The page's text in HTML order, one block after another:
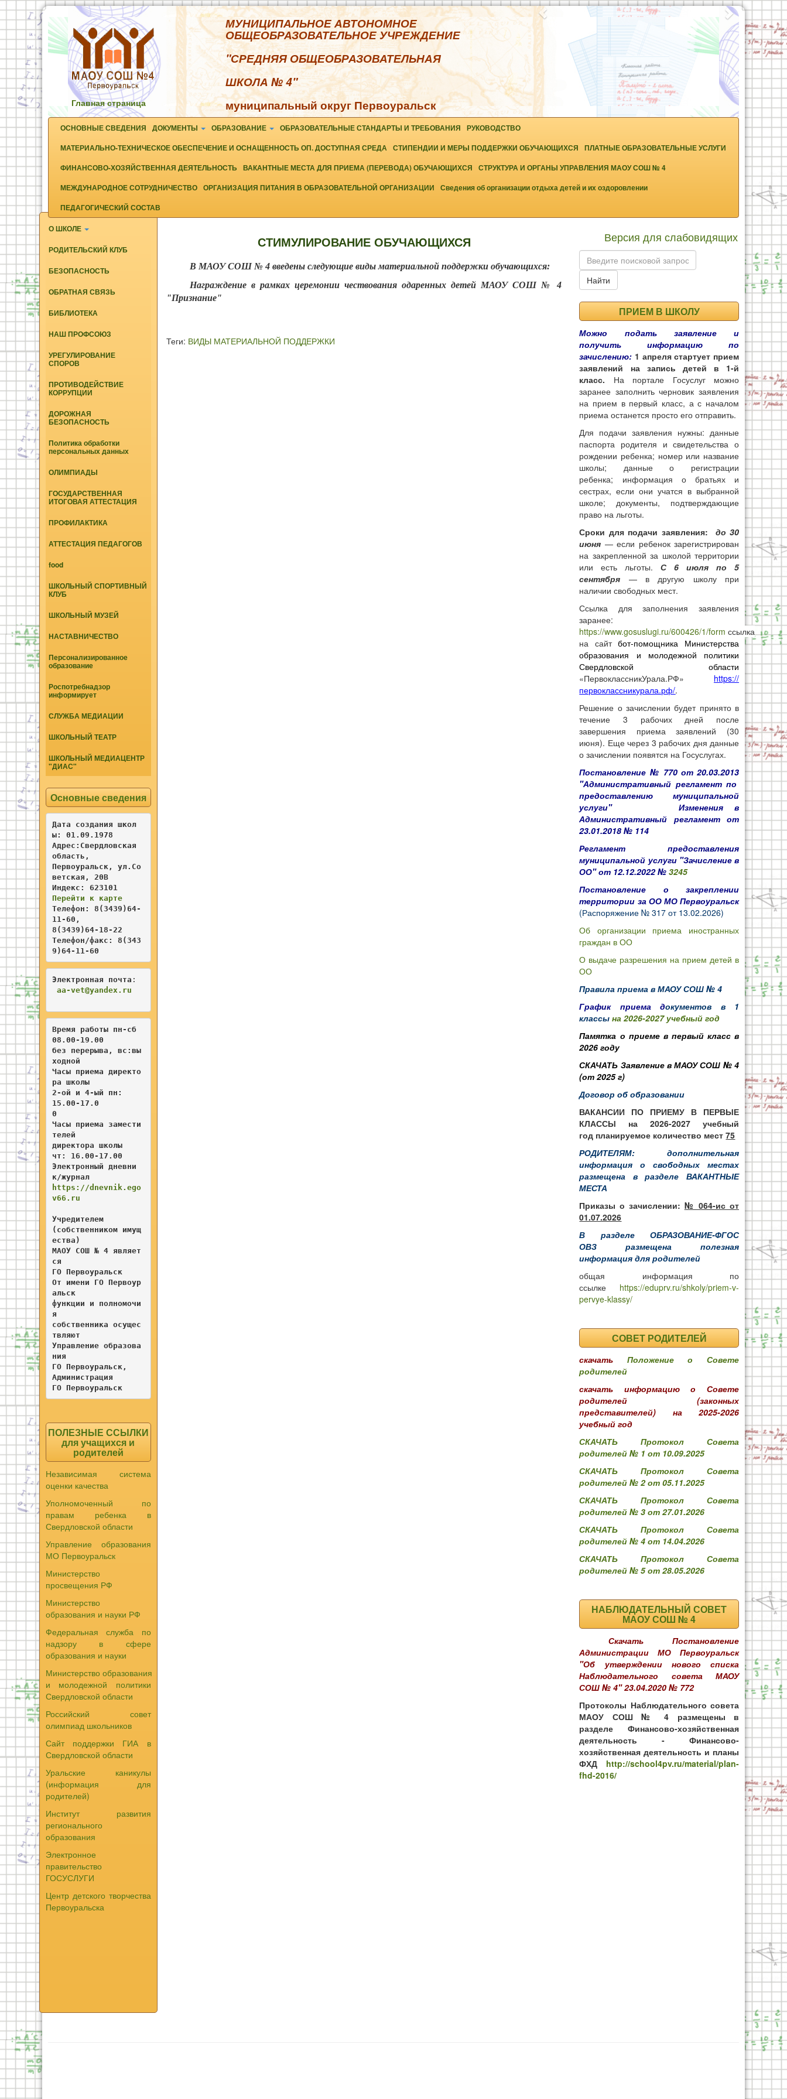
Главная страница
МУНИЦИПАЛЬНОЕ АВТОНОМНОЕ
ОБЩЕОБРАЗОВАТЕЛЬНОЕ УЧРЕЖДЕНИЕ
"СРЕДНЯЯ ОБЩЕОБРАЗОВАТЕЛЬНАЯ
ШКОЛА № 4"
муниципальный округ Первоуральск
ОСНОВНЫЕ СВЕДЕНИЯ ДОКУМЕНТЫ ОБРАЗОВАНИЕ ОБРАЗОВАТЕЛЬНЫЕ СТАНДАРТЫ И ТРЕБОВАНИЯ
РУКОВОДСТВО
МАТЕРИАЛЬНО-ТЕХНИЧЕСКОЕ ОБЕСПЕЧЕНИЕ И ОСНАЩЕННОСТЬ ОП. ДОСТУПНАЯ СРЕДА СТИПЕНДИИ И МЕРЫ ПОДДЕРЖКИ ОБУЧАЮЩИХСЯ
ПЛАТНЫЕ ОБРАЗОВАТЕЛЬНЫЕ УСЛУГИ
ФИНАНСОВО-ХОЗЯЙСТВЕННАЯ ДЕЯТЕЛЬНОСТЬ ВАКАНТНЫЕ МЕСТА ДЛЯ ПРИЕМА (ПЕРЕВОДА) ОБУЧАЮЩИХСЯ
СТРУКТУРА И ОРГАНЫ УПРАВЛЕНИЯ МАОУ СОШ № 4
МЕЖДУНАРОДНОЕ СОТРУДНИЧЕСТВО ОРГАНИЗАЦИЯ ПИТАНИЯ В ОБРАЗОВАТЕЛЬНОЙ ОРГАНИЗАЦИИ
Сведения об организации отдыха детей и их оздоровлении
ПЕДАГОГИЧЕСКИЙ СОСТАВ
О ШКОЛЕ
РОДИТЕЛЬСКИЙ КЛУБ
БЕЗОПАСНОСТЬ
ОБРАТНАЯ СВЯЗЬ
БИБЛИОТЕКА
НАШ ПРОФСОЮЗ
УРЕГУЛИРОВАНИЕ
СПОРОВ
ПРОТИВОДЕЙСТВИЕ
КОРРУПЦИИ
ДОРОЖНАЯ
БЕЗОПАСНОСТЬ
Политика обработки
персональных данных
ОЛИМПИАДЫ
ГОСУДАРСТВЕННАЯ
ИТОГОВАЯ АТТЕСТАЦИЯ
ПРОФИЛАКТИКА
АТТЕСТАЦИЯ ПЕДАГОГОВ
food
ШКОЛЬНЫЙ СПОРТИВНЫЙ
КЛУБ
ШКОЛЬНЫЙ МУЗЕЙ
НАСТАВНИЧЕСТВО
Персонализированное
образование
Роспотребнадзор
информирует
СЛУЖБА МЕДИАЦИИ
ШКОЛЬНЫЙ ТЕАТР
ШКОЛЬНЫЙ МЕДИАЦЕНТР
"ДИАС"
Основные сведения
Дата создания школ
ы: 01.09.1978
Адрес:Свердловская
область,
Первоуральск, ул.Со
ветская, 20В
Перейти к карте
Телефон: 8(3439)64-
11-60,
8(3439)64-18-22
Телефон/факс: 8(343
9)64-11-60
Электронная почта :
aa -vet@yandex.ru
Время работы пн-сб
08.00-19.00
без перерыва, вс:вы
ходной
Часы приема директо
ра школы
2-ой и 4-ый пн :
15.00-17.0
0
Часы приема замести
телей
директора школы
чт: 16.00-17.00
Электронный дневни
к/журнал
https://dnevnik.ego
v66.ru
Учредителем
(собственником имущ
ества)
МАОУ СОШ № 4 являет
ся
ГО Первоуральск
От имени ГО Первоур
альск
функции и полномочи
я
собственника осущес
твляют
Управление образова
ния
ГО Первоуральск,
Администрация
ГО Первоуральск
ПОЛЕЗНЫЕ ССЫЛКИ
для учащихся и
родителей
Независимая система
оценки качества
Уполномоченный по
правам ребенка в
Свердловской области
Управление образования
МО Первоуральск
Министерство
просвещения РФ
Министерство
образования и науки РФ
Федеральная служба по
надзору в сфере
образования и науки
Министерство образования
и молодежной политики
Свердловской области
Российский совет
олимпиад школьников
Сайт поддержки ГИА в
Свердловской области
Уральские каникулы
(информация для
родителей)
Институт развития
регионального
образования
Электронное
правительство
ГОСУСЛУГИ
Центр детского творчества
Первоуральска
СТИМУЛИРОВАНИЕ ОБУЧАЮЩИХСЯ
В МАОУ СОШ № 4 введены следующие виды материальной поддержки обучающихся:
Награждение в рамках церемонии чествования одаренных детей МАОУ СОШ № 4
"Признание"
Теги: ВИДЫ МАТЕРИАЛЬНОЙ ПОДДЕРЖКИ
Версия для слабовидящих
Найти
ПРИЕМ В ШКОЛУ
Можно подать заявление и
получить информацию по
зачислению: 1 апреля стартует прием
заявлений на запись детей в 1-й
класс. На портале Госуслуг можно
заранее заполнить черновик заявления
на прием в первый класс, а с началом
приема останется просто его отправить.
Для подачи заявления нужны: данные
паспорта родителя и свидетельства о
рождении ребенка; номер или название
школы; данные о регистрации
ребенка; информация о братьях и
сестрах, если они учатся в выбранной
школе; документы, подтверждающие
право на льготы.
Сроки для подачи заявления: до 30
июня — если ребенок зарегистрирован
на закрепленной за школой территории
или есть льготы.С 6 июля по 5
сентября — в другую школу при
наличии свободных мест.
Ссылка для заполнения заявления
заранее:
https://www.gosuslugi.ru/600426/1/form ссылка
на сайтбот-помощника Министерства
образования и молодежной политики
Свердловской области
«ПервоклассникУрала.РФ» https://
первоклассникурала.рф/.
Решение о зачислении будет принято в
течение 3 рабочих дней после
завершения приема заявлений (30
июня). Еще через 3 рабочих дня данные
о зачислении появятся на Госуслугах.
Постановление № 770 от 20.03.2013
"Административный регламент по
предоставлению муниципальной
услуги"
Изменения в
Административный регламент от
23.01.2018 № 114
Регламент предоставления
муниципальной услуги "Зачисление в
ОО" от 12.12.2022 № 3245
Постановление о закреплении
территории за ОО МО Первоуральск
(Распоряжение № 317 от 13.02.2026)
Об организации приема иностранных
граждан в ОО
О выдаче разрешения на прием детей в
ОО
Правила приема в МАОУ СОШ № 4
График приема документов в 1
классы на 2026-2027 учебный год
Памятка о приеме в первый класс в
2026 году
СКАЧАТЬ Заявление в МАОУ СОШ № 4
(от 2025 г)
Договор об образовании
ВАКАНСИИ ПО ПРИЕМУ В ПЕРВЫЕ
КЛАССЫ на 2026-2027 учебный
год планируемое количество мест75
РОДИТЕЛЯМ: дополнительная
информация о свободных местах
размещена вразделе ВАКАНТНЫЕ
МЕСТА
Приказы о зачислении: № 064-ис от
01.07.2026
В разделе ОБРАЗОВАНИЕ-ФГОС
ОВЗ размещена полезная
информация для родителей
общая информация по
ссылке https://eduprv.ru/shkoly/priem-v-
pervye-klassy/
СОВЕТ РОДИТЕЛЕЙ
скачать Положение о Совете
родителей
скачать информацию о Совете
родителей (законных
представителей) на 2025-2026
учебный год
СКАЧАТЬ Протокол Совета
родителей № 1 от 10.09.2025
СКАЧАТЬ Протокол Совета
родителей № 2 от 05.11.2025
СКАЧАТЬ Протокол Совета
родителей № 3 от 27.01.2026
СКАЧАТЬ Протокол Совета
родителей № 4 от 14.04.2026
СКАЧАТЬ Протокол Совета
родителей № 5 от 28.05.2026
НАБЛЮДАТЕЛЬНЫЙ СОВЕТ
МАОУ СОШ № 4
Скачать Постановление
Администрации МО Первоуральск
"Об утверждении нового списка
Наблюдательного совета МАОУ
СОШ № 4" 23.04.2020 № 772
Протоколы Наблюдательного совета
МАОУ СОШ № 4 размещены в
разделе Финансово-хозяйственная
деятельность - Финансово-
хозяйственная деятельность и планы
ФХД http://school4pv.ru/material/plan-
fhd-2016/